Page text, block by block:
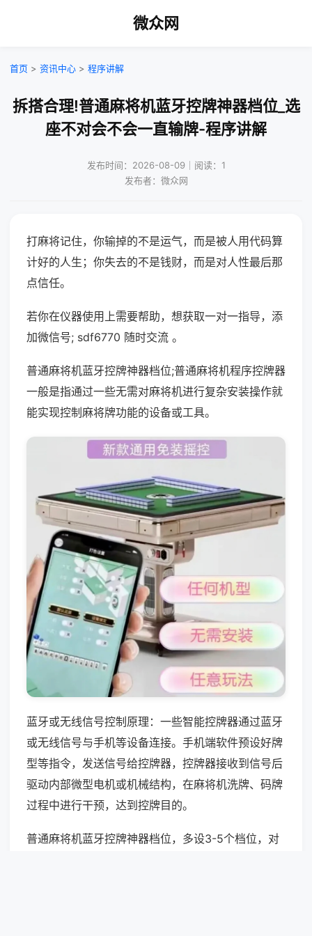
微众网
首页 > 资讯中心 > 程序讲解
拆搭合理!普通麻将机蓝牙控牌神器档位_选
座不对会不会一直输牌-程序讲解
发布时间：2026-08-09｜阅读：1
发布者：微众网
打麻将记住，你输掉的不是运气，而是被人用代码算
计好的人生；你失去的不是钱财，而是对人性最后那
点信任。
若你在仪器使用上需要帮助，想获取一对一指导，添
加微信号; sdf6770 随时交流 。
普通麻将机蓝牙控牌神器档位;普通麻将机程序控牌器
一般是指通过一些无需对麻将机进行复杂安装操作就
能实现控制麻将牌功能的设备或工具。
蓝牙或无线信号控制原理：一些智能控牌器通过蓝牙
或无线信号与手机等设备连接。手机端软件预设好牌
型等指令，发送信号给控牌器，控牌器接收到信号后
驱动内部微型电机或机械结构，在麻将机洗牌、码牌
过程中进行干预，达到控牌目的。
普通麻将机蓝牙控牌神器档位，多设3-5个档位，对